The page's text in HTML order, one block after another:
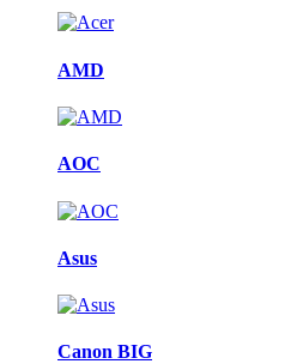
AMD
AOC
Asus
Canon BIG